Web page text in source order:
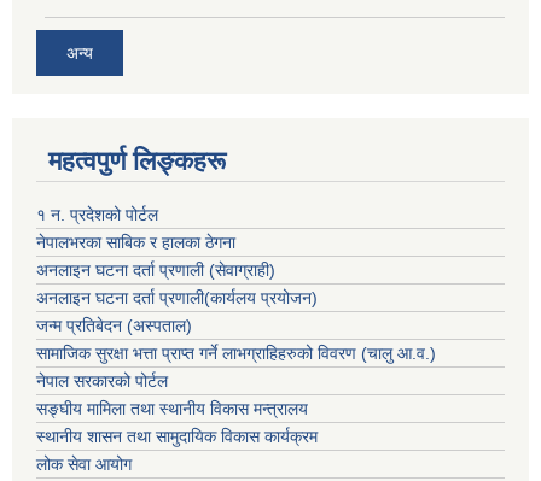
अन्य
महत्वपुर्ण लिङ्कहरू
१ न. प्रदेशको पोर्टल
नेपालभरका साबिक र हालका ठेगना
अनलाइन घटना दर्ता प्रणाली (सेवाग्राही)
अनलाइन घटना दर्ता प्रणाली(कार्यलय प्रयोजन)
जन्म प्रतिबेदन (अस्पताल)
सामाजिक सुरक्षा भत्ता प्राप्त गर्ने लाभग्राहिहरुको विवरण (चालु आ.व.)
नेपाल सरकारको पोर्टल
सङ्घीय मामिला तथा स्थानीय विकास मन्त्रालय
स्थानीय शासन तथा सामुदायिक विकास कार्यक्रम
लोक सेवा आयोग